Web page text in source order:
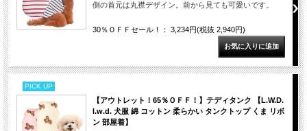
側の首元は丸襟デザイン。前から見ても可愛いです。
30％ＯＦＦセール！： 3,234円(税抜 2,940円)
PICK UP
【アウトレット！65％ＯＦＦ！】テディタンク 【L.W.D.
l.w.d. 犬服 綿 コットン 柔らかい タンクトップ くま リボ
ン 部屋着】